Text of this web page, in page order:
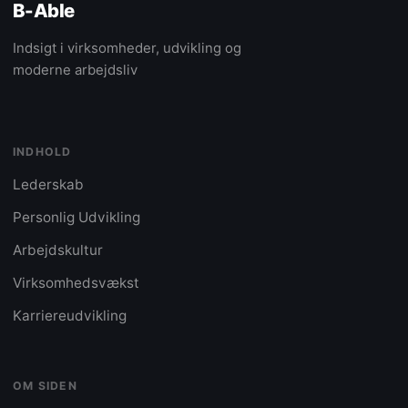
B-Able
Indsigt i virksomheder, udvikling og
moderne arbejdsliv
INDHOLD
Lederskab
Personlig Udvikling
Arbejdskultur
Virksomhedsvækst
Karriereudvikling
OM SIDEN